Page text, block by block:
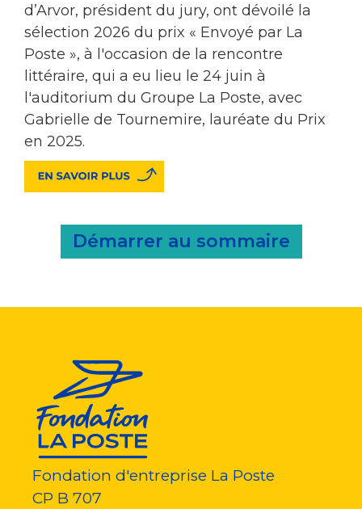
d’Arvor, président du jury, ont dévoilé la
sélection 2026 du prix « Envoyé par La
Poste », à l'occasion de la rencontre
littéraire, qui a eu lieu le 24 juin à
l'auditorium du Groupe La Poste, avec
Gabrielle de Tournemire, lauréate du Prix
en 2025.
Démarrer au sommaire
Fondation d'entreprise La Poste
CP B 707